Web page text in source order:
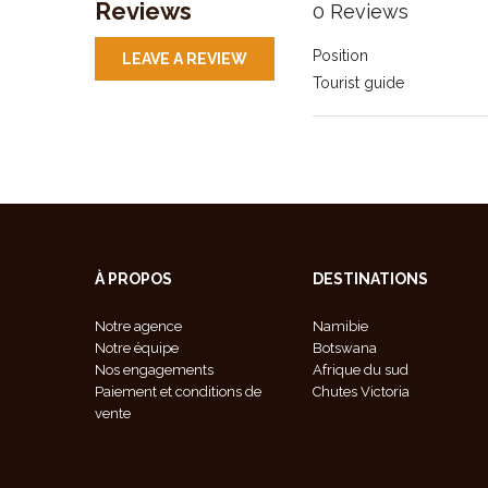
Reviews
LEAVE A REVIEW
0 Reviews
Position
Tourist guide
À PROPOS
Notre agence
Notre équipe
Nos engagements
Paiement et conditions de
vente
DESTINATIONS
Namibie
Botswana
Afrique du sud
Chutes Victoria